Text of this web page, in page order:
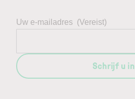
Uw e-mailadres (Vereist)
Schrijf u in